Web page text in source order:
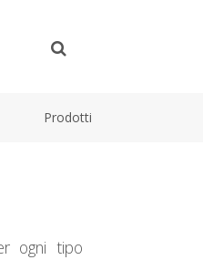
Prodotti
ogni tipo